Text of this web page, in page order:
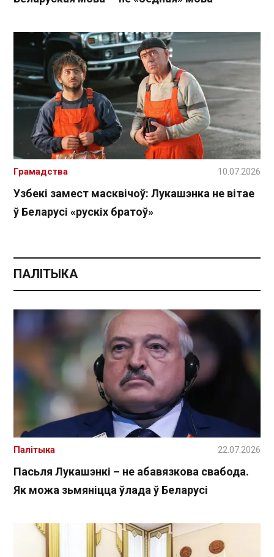
Узбекі замест масквічоў: Лукашэнка не вітае
ў Беларусі «рускіх братоў»
Грамадства 10.07.2026
ПАЛІТЫКА
Пасьля Лукашэнкі – не абавязкова свабода.
Як можа зьмяніцца ўлада ў Беларусі
Палітыка 22.07.2026